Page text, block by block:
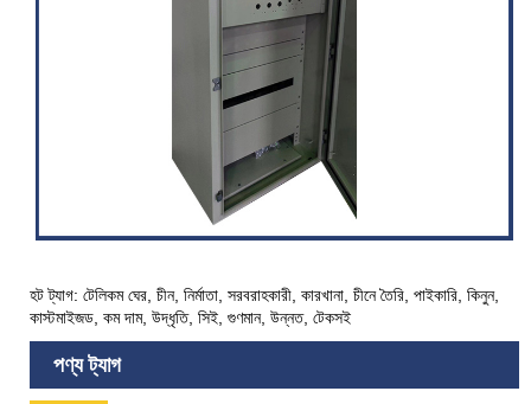
হট ট্যাগ: টেলিকম ঘের, চীন, নির্মাতা, সরবরাহকারী, কারখানা, চীনে তৈরি, পাইকারি, কিনুন,
কাস্টমাইজড, কম দাম, উদ্ধৃতি, সিই, গুণমান, উন্নত, টেকসই
পণ্য ট্যাগ